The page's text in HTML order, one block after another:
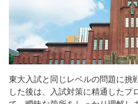
東大入試と同じレベルの問題に挑
した後は、入試対策に精通したプ